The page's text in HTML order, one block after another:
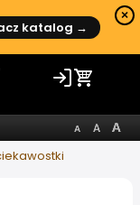
katalog →
×